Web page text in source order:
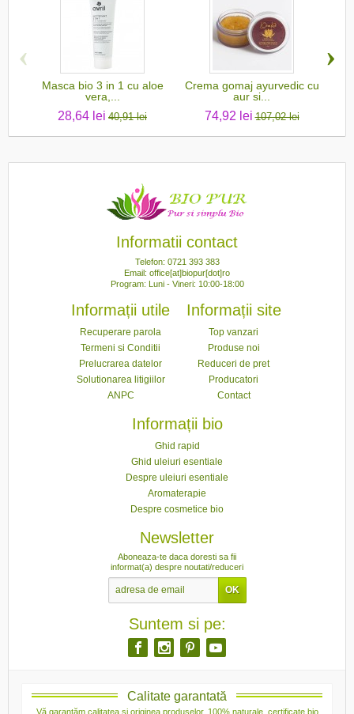
Masca bio 3 in 1 cu aloe
vera,...
28,64 lei 40,91 lei
Crema gomaj ayurvedic cu
aur si...
74,92 lei 107,02 lei
‹ ›
Informatii contact
Telefon: 0721 393 383
Email: office[at]biopur[dot]ro
Program: Luni - Vineri: 10:00-18:00
Informații utile
Recuperare parola
Termeni si Conditii
Prelucrarea datelor
Solutionarea litigiilor
ANPC
Informații site
Top vanzari
Produse noi
Reduceri de pret
Producatori
Contact
Informații bio
Ghid rapid
Ghid uleiuri esentiale
Despre uleiuri esentiale
Aromaterapie
Despre cosmetice bio
Newsletter
Aboneaza-te daca doresti sa fii
informat(a) despre noutati/reduceri
Suntem si pe:
Calitate garantată
Vă garantăm calitatea și originea produselor. 100% naturale, certificate bio